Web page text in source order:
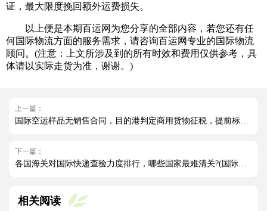
证，最大限度挽回额外运费损失。
以上便是本期百运网为您分享的全部内容，若您还有任
何国际物流方面的服务需求，请咨询百运网专业的国际物流
顾问。(注意：上文所涉及到的所有时效和费用仅供参考，具
体请以实际走货为准，谢谢。)
上一篇：
下一篇：
相关阅读